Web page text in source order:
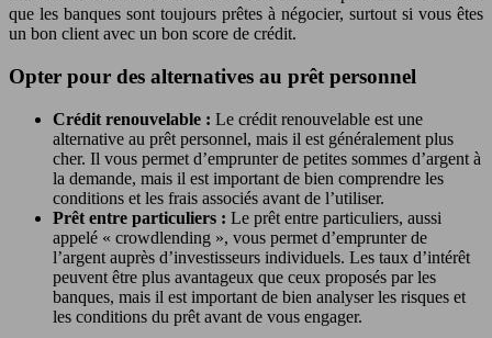
que les banques sont toujours prêtes à négocier, surtout si vous êtes
un bon client avec un bon score de crédit.
Opter pour des alternatives au prêt personnel
Crédit renouvelable : Le crédit renouvelable est une
alternative au prêt personnel, mais il est généralement plus
cher. Il vous permet d’emprunter de petites sommes d’argent à
la demande, mais il est important de bien comprendre les
conditions et les frais associés avant de l’utiliser.
Prêt entre particuliers : Le prêt entre particuliers, aussi
appelé « crowdlending », vous permet d’emprunter de
l’argent auprès d’investisseurs individuels. Les taux d’intérêt
peuvent être plus avantageux que ceux proposés par les
banques, mais il est important de bien analyser les risques et
les conditions du prêt avant de vous engager.